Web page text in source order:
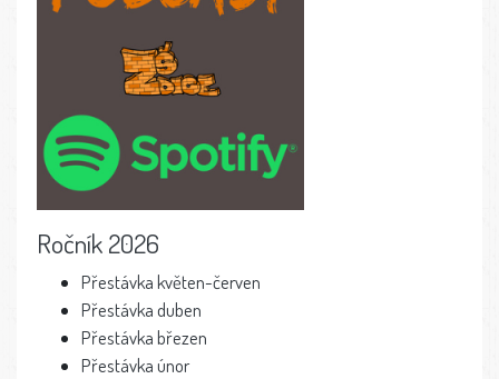
Ročník 2026
Přestávka květen-červen
Přestávka duben
Přestávka březen
Přestávka únor